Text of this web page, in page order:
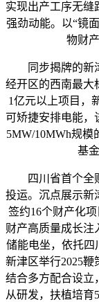
实现出产工序无缝
强劲动能。以“镜
物财
同步揭牌的新津
经开区的西南最大
1亿元以上项目，
可矫捷安排电能，
5MW/10MWh规
基
四川省首个全财
投运。沉点展示新
签约16个财产化
财产高质量成长注
储能电坐，依托四
新津区举行2025
结合多方配合设立
从研发，扶植培育